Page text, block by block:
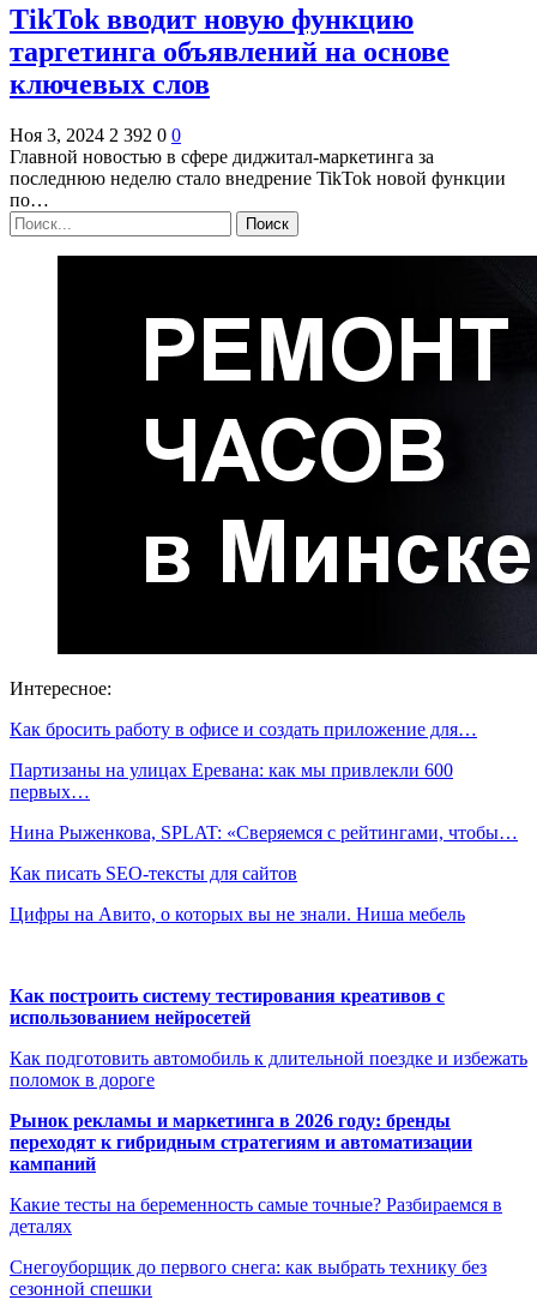
TikTok вводит новую функцию
таргетинга объявлений на основе
ключевых слов
Ноя 3, 2024 2 392 0 0
Главной новостью в сфере диджитал-маркетинга за
последнюю неделю стало внедрение TikTok новой функции
по…
Интересное:
Как бросить работу в офисе и создать приложение для…
Партизаны на улицах Еревана: как мы привлекли 600
первых…
Нина Рыженкова, SPLAT: «Сверяемся с рейтингами, чтобы…
Как писать SEO-тексты для сайтов
Цифры на Авито, о которых вы не знали. Ниша мебель
Как построить систему тестирования креативов с
использованием нейросетей
Как подготовить автомобиль к длительной поездке и избежать
поломок в дороге
Рынок рекламы и маркетинга в 2026 году: бренды
переходят к гибридным стратегиям и автоматизации
кампаний
Какие тесты на беременность самые точные? Разбираемся в
деталях
Снегоуборщик до первого снега: как выбрать технику без
сезонной спешки